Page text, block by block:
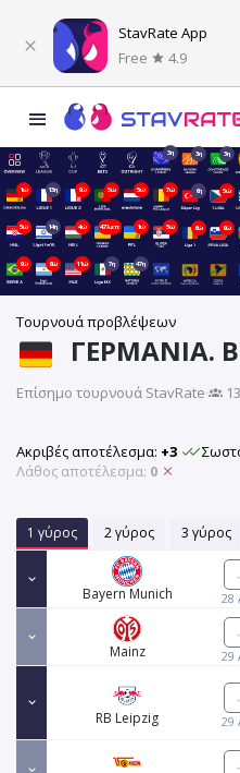
StavRate App
Free
4.9
3η 3η 3η
1ώ 13η 9ώ 5ώ 5ώ 7ώ 6η 5ώ
5ώ 14η 4ώ 47λεπ 1ώ 5ώ 6ώ 9ώ
9ώ 8ώ 11ώ 7η 47η
Τουρνουά προβλέψεων
ΓΕΡΜΑΝΊΑ.
Επίσημο τουρνουά StavRate·
Ακριβές αποτέλεσμα: +3
Λάθος αποτέλεσμα: 0
1 γύρος 2 γύρος 3 γύρος
Bayern Munich 28
Mainz 29
RB Leipzig 29